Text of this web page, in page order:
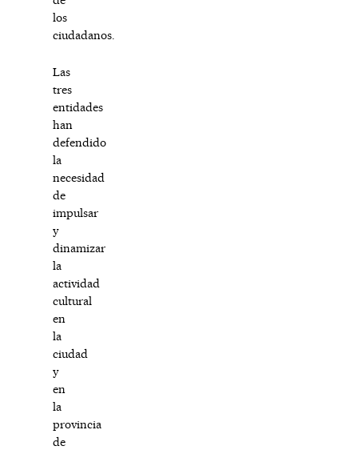
los
ciudadanos.
Las
tres
entidades
han
defendido
la
necesidad
de
impulsar
y
dinamizar
la
actividad
cultural
en
la
ciudad
y
en
la
provincia
de